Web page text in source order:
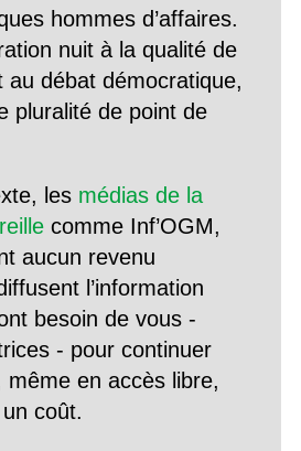
hommes d’affaires.
nuit à la qualité de
au débat démocratique,
pluralité de point de
les médias de la
comme Inf’OGM,
aucun revenu
l’information
besoin de vous -
- pour continuer
même en accès libre,
un coût.